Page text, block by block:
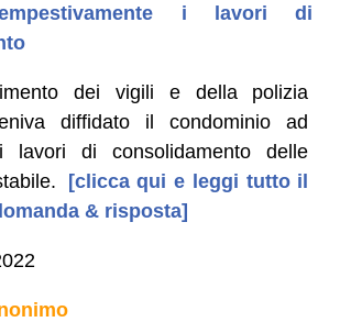
i lavori di
dei vigili e della polizia
diffidato il condominio ad
lavori di consolidamento delle
[clicca qui e leggi tutto il
& risposta]